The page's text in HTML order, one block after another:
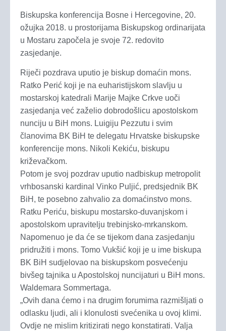
Biskupska konferencija Bosne i Hercegovine, 20.
ožujka 2018. u prostorijama Biskupskog ordinarijata
u Mostaru započela je svoje 72. redovito
zasjedanje.
Riječi pozdrava uputio je biskup domaćin mons.
Ratko Perić koji je na euharistijskom slavlju u
mostarskoj katedrali Marije Majke Crkve uoči
zasjedanja već zaželio dobrodošlicu apostolskom
nunciju u BiH mons. Luigiju Pezzutu i svim
članovima BK BiH te delegatu Hrvatske biskupske
konferencije mons. Nikoli Kekiću, biskupu
križevačkom.
Potom je svoj pozdrav uputio nadbiskup metropolit
vrhbosanski kardinal Vinko Puljić, predsjednik BK
BiH, te posebno zahvalio za domaćinstvo mons.
Ratku Periću, biskupu mostarsko-duvanjskom i
apostolskom upravitelju trebinjsko-mrkanskom.
Napomenuo je da će se tijekom dana zasjedanju
pridružiti i mons. Tomo Vukšić koji je u ime biskupa
BK BiH sudjelovao na biskupskom posvećenju
bivšeg tajnika u Apostolskoj nuncijaturi u BiH mons.
Waldemara Sommertaga.
„Ovih dana ćemo i na drugim forumima razmišljati o
odlasku ljudi, ali i klonulosti svećenika u ovoj klimi.
Ovdje ne mislim kritizirati nego konstatirati. Valja